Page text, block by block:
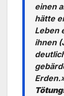
einen
hätte
Leben
ihnen